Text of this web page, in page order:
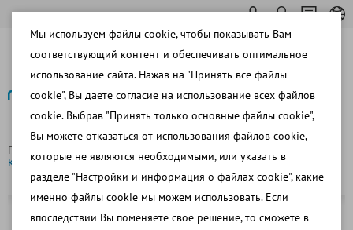
Главная страница Свиноводство
Кондуктометр
Назад
Мы используем файлы cookie, чтобы показывать Вам
соответствующий контент и обеспечивать оптимальное
использование сайта. Нажав на "Принять все файлы
cookie", Вы даете согласие на использование всех файлов
cookie. Выбрав "Принять только основные файлы cookie",
Вы можете отказаться от использования файлов cookie,
которые не являются необходимыми, или указать в
разделе "Настройки и информация о файлах cookie", какие
именно файлы cookie мы можем использовать. Если
впоследствии Вы поменяете свое решение, то сможете в